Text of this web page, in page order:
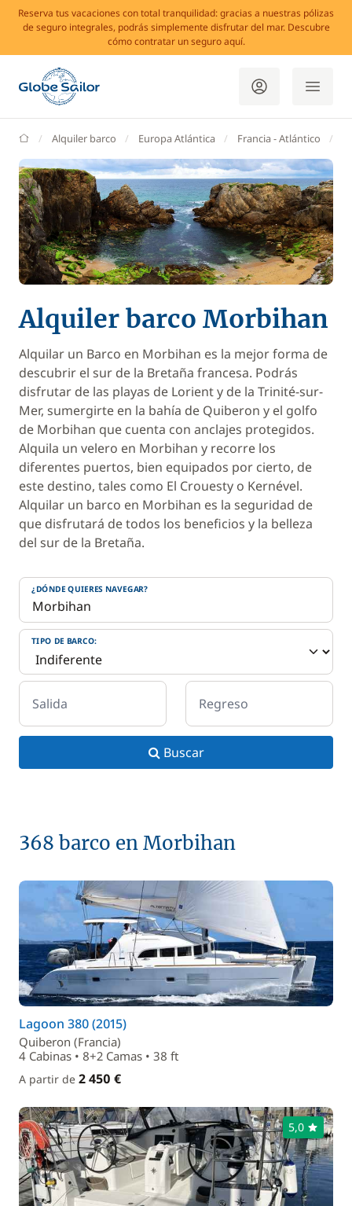
Reserva tus vacaciones con total tranquilidad: gracias a nuestras pólizas
de seguro integrales, podrás simplemente disfrutar del mar. Descubre
cómo contratar un seguro aquí.
GlobeSailor
Alquiler barco Europa Atlántica Francia - Atlántico
Alquiler barco Morbihan
Alquilar un Barco en Morbihan es la mejor forma de
descubrir el sur de la Bretaña francesa. Podrás
disfrutar de las playas de Lorient y de la Trinité-sur-
Mer, sumergirte en la bahía de Quiberon y el golfo
de Morbihan que cuenta con anclajes protegidos.
Alquila un velero en Morbihan y recorre los
diferentes puertos, bien equipados por cierto, de
este destino, tales como El Crouesty o Kernével.
Alquilar un barco en Morbihan es la seguridad de
que disfrutará de todos los beneficios y la belleza
del sur de la Bretaña.
¿DÓNDE QUIERES NAVEGAR?
TIPO DE BARCO:
Salida Regreso
Buscar
368 barco en Morbihan
Lagoon 380 (2015)
Quiberon (Francia)
4 Cabinas • 8+2 Camas • 38 ft
A partir de 2 450 €
5,0